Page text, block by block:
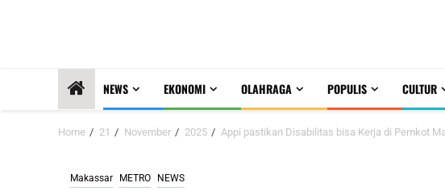
NEWS EKONOMI OLAHRAGA POPULIS CULTUR
Home 21 November 2025 Appi pastikan Disabilitas bisa Kerja di Pemkot
Makassar METRO NEWS